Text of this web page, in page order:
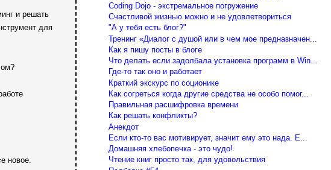
и решать
для
новое.
Coding Dojo - экстремальное погружение
Счастливой жизнью можно и не удовлетвориться
"А у тебя есть блог?"
Тренинг «Диалог с душой или в чем мое предназначен...
Как я пишу посты в блоге
Что делать если задолбала установка программ в Win...
Где-то так оно и работает
Краткий экскурс по соционике
Как согреться когда другие средства не особо помог...
Правильная расшифровка времени
Как решать конфликты?
Анекдот
Если кто-то вас мотивирует, значит ему это нада. Е...
Домашняя хлебопечка - это чудо!
Чтение книг просто так, для удовольствия